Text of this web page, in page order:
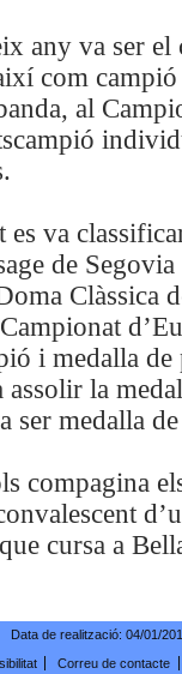
any va ser
com
al
es va
de
Clàssica
i medalla
assolir la
ser medalla
compagina
cursa a
Data de realització: 04/01/
Correu de contacte